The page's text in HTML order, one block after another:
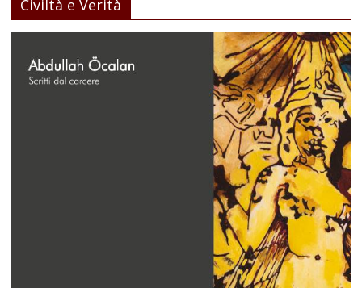
Civiltà e Verità